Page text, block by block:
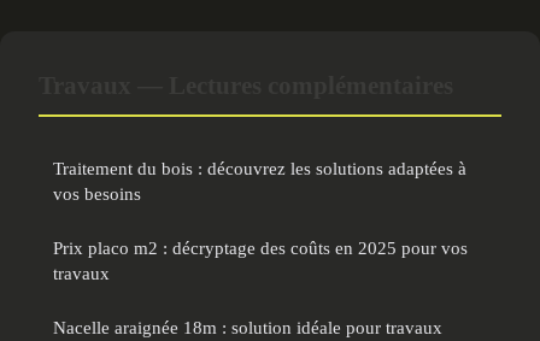
Traitement du bois : découvrez les solutions adaptées à
vos besoins
Prix placo m2 : décryptage des coûts en 2025 pour vos
travaux
Nacelle araignée 18m : solution idéale pour travaux